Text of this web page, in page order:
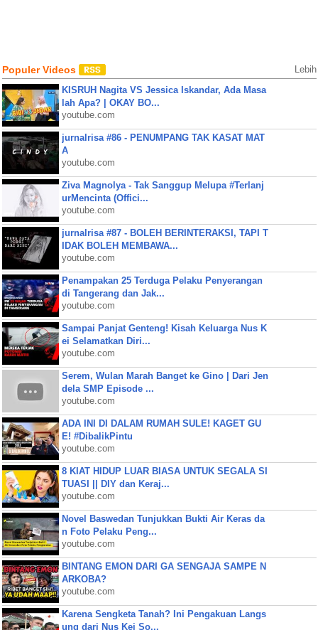
Populer Videos Lebih
KISRUH Nagita VS Jessica Iskandar, Ada Masa
lah Apa? | OKAY BO...
youtube.com
jurnalrisa #86 - PENUMPANG TAK KASAT MAT
A
youtube.com
Ziva Magnolya - Tak Sanggup Melupa #Terlanj
urMencinta (Offici...
youtube.com
jurnalrisa #87 - BOLEH BERINTERAKSI, TAPI T
IDAK BOLEH MEMBAWA...
youtube.com
Penampakan 25 Terduga Pelaku Penyerangan
di Tangerang dan Jak...
youtube.com
Sampai Panjat Genteng! Kisah Keluarga Nus K
ei Selamatkan Diri...
youtube.com
Serem, Wulan Marah Banget ke Gino | Dari Jen
dela SMP Episode ...
youtube.com
ADA INI DI DALAM RUMAH SULE! KAGET GU
E! #DibalikPintu
youtube.com
8 KIAT HIDUP LUAR BIASA UNTUK SEGALA SI
TUASI || DIY dan Keraj...
youtube.com
Novel Baswedan Tunjukkan Bukti Air Keras da
n Foto Pelaku Peng...
youtube.com
BINTANG EMON DARI GA SENGAJA SAMPE N
ARKOBA?
youtube.com
Karena Sengketa Tanah? Ini Pengakuan Langs
ung dari Nus Kei So...